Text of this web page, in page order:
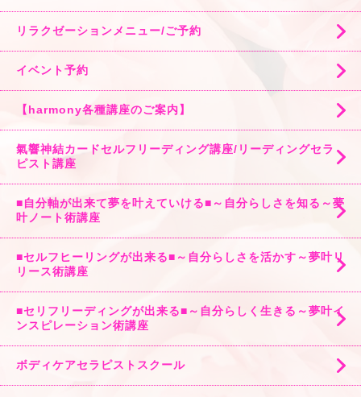
リラクゼーションメニュー/ご予約
イベント予約
【harmony各種講座のご案内】
氣響神結カードセルフリーディング講座/リーディングセラ
ピスト講座
■自分軸が出来て夢を叶えていける■～自分らしさを知る～夢
叶ノート術講座
■セルフヒーリングが出来る■～自分らしさを活かす～夢叶リ
リース術講座
■セリフリーディングが出来る■～自分らしく生きる～夢叶イ
ンスピレーション術講座
ボディケアセラピストスクール